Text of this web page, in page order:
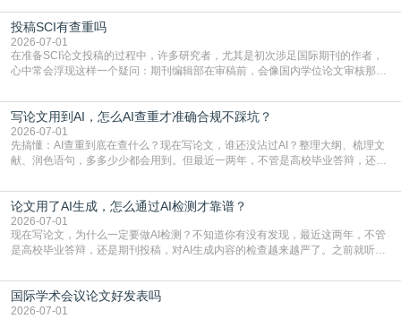
到秃头。这时候靠谱的AI降重真的就是救命稻草，选对工具，半天就能搞定你两
三天都做不完的事。不是所有人都需要用AI降重，但如果你符合下面这些场景，
真的可以试试：初稿写完重复率远超要
投稿SCI有查重吗
2026-07-01
在准备SCI论文投稿的过程中，许多研究者，尤其是初次涉足国际期刊的作者，
心中常会浮现这样一个疑问：期刊编辑部在审稿前，会像国内学位论文审核那
论文的初审通过率。实际上，SCI期刊对重复内容的审查是严谨投稿流程中不可
或缺的一环。本篇AEIC学术交流中心小编就为大家介绍“投稿SCI有查重吗”。
一、查重是标准流程答案是明确的：绝大多数S
写论文用到AI，怎么AI查重才准确合规不踩坑？
2026-07-01
先搞懂：AI查重到底在查什么？现在写论文，谁还没沾过AI？整理大纲、梳理文
献、润色语句，多多少少都会用到。但最近一两年，不管是高校毕业答辩，还是
须加做AI查重。很多人分不清，AI查重和普通查重到底有啥区别？这里说透：普
通查重查的是你的文字和已公开文献的重复比例，防的是抄袭；AI查重查的是你
的内容里，有多少是AI生成的，防的是过
论文用了AI生成，怎么通过AI检测才靠谱？
2026-07-01
现在写论文，为什么一定要做AI检测？不知道你有没有发现，最近这两年，不管
是高校毕业答辩，还是期刊投稿，对AI生成内容的检查越来越严了。之前就听身
要求修改，还差点被判定学术不规范，真的太冤了。现在国内多数高校和核心期
刊，都已经明确出台了相关规定：如果使用AI生成内容辅助写作，必须明确标
注，未标注的AI生成内容会被认定为不符合学
国际学术会议论文好发表吗
2026-07-01